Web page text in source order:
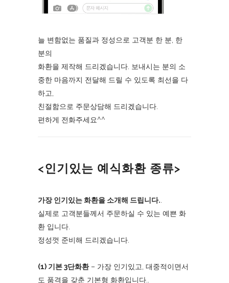
늘 변함없는 품질과 정성으로 고객분 한 분, 한
분의
화환을 제작해 드리겠습니다. 보내시는 분의 소
중한 마음까지 전달해 드릴 수 있도록 최선을 다
하고,
친절함으로 주문상담해 드리겠습니다.
편하게 전화주세요^^
<인기있는 예식화환 종류>
가장 인기있는 화환을 소개해 드립니다.
실제로 고객분들께서 주문하실 수 있는 예쁜 화
환 입니다.
정성껏 준비해 드리겠습니다.
(1) 기본 3단화환– 가장 인기있고, 대중적이면서
도 품격을 갖춘 기본형 화환입니다..